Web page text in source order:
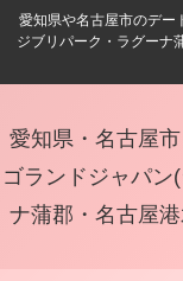
愛知県や名古屋市のデー
ジブリパーク・ラグーナ
愛知県・名古屋
ゴランドジャパン
ナ蒲郡・名古屋